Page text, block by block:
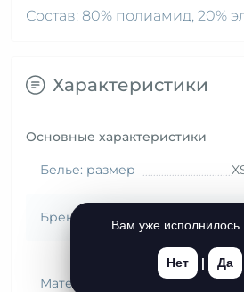
Состав: 80% полиамид, 20%
Характеристики
Основные характеристики
Белье: размер
Бренд (Страна)
Материал
Вам уже исполнилось
Нет | Да